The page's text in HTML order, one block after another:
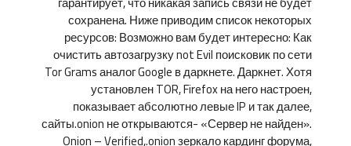
сохранена. Ниже приводим список некоторых
ресурсов: Возможно вам будет интересно: Как
очистить автозагрузку not Evil поисковик по сети
Tor Grams аналог Google в даркнете. Даркнет. Хотя
установлен TOR, Firefox на него настроен,
показывает абсолютно левые IP и так далее,
сайты.onion не открываются- «Сервер не найден».
Onion – Verified,.onion зеркало кардинг форума,